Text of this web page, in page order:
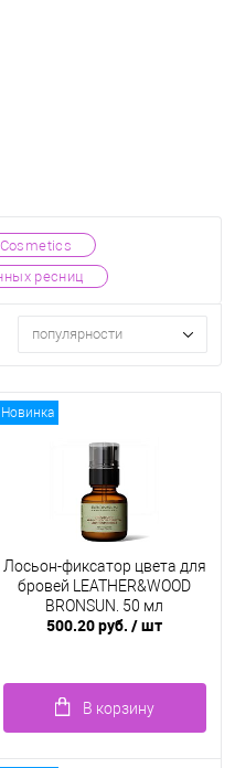
ресниц
популярности
Новинка
Лосьон-фиксатор цвета для
бровей LEATHER&WOOD
BRONSUN, 50 мл
500.20 руб./ шт
В корзину